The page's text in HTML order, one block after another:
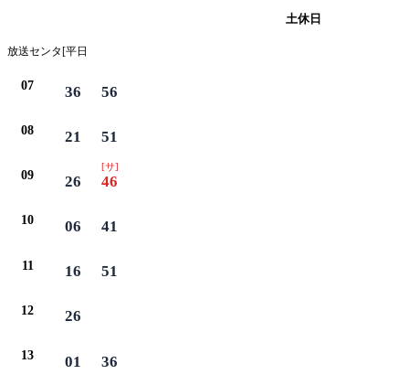
土休日
放送センタ[平日
07 36 56
08 21 51
09 26
[サ]
46
10 06 41
11 16 51
12 26
13 01 36